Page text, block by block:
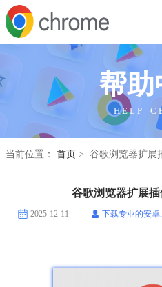
帮助
H E L P C
当前位置： 首页 > 谷歌浏览器扩展
谷歌浏览器扩展
2025-12-11 下载专业的安